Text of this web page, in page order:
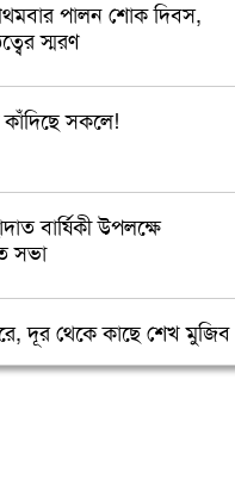
পালন শোক দিবস,
স্মরণ
সকলে!
বার্ষিকী উপলক্ষে
সভা
দূর থেকে কাছে শেখ মুজিব